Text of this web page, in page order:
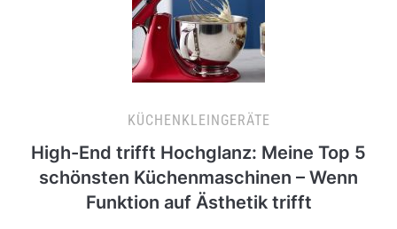
KÜCHENKLEINGERÄTE
High-End trifft Hochglanz: Meine Top 5
schönsten Küchenmaschinen – Wenn
Funktion auf Ästhetik trifft